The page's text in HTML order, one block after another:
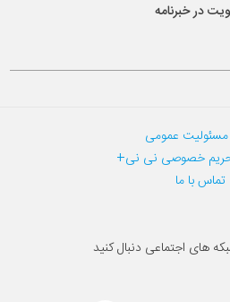
در خبرنامه
عمومی
خصوصی نی نی+
تماس با ما
های اجتماعی دنبال کنید